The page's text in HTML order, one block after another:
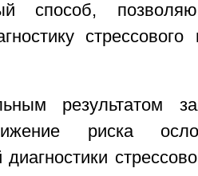
способ,
результатом
риска
диагностики